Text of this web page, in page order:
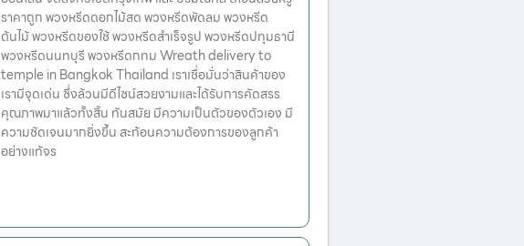
ราคาถูก พวงหรีดดอกไม้สด พวงหรีดพัดลม พวงหรีด
ต้นไม้ พวงหรีดของใช้ พวงหรีดสำเร็จรูป พวงหรีดปทุมธานี
พวงหรีดนนทบุรี พวงหรีดกทม Wreath delivery to
temple in Bangkok Thailand เราเชื่อมั่นว่าสินค้าของ
เรามีจุดเด่น ซึ่งล้วนมีดีไซน์สวยงามและได้รับการคัดสรร
คุณภาพมาแล้วทั้งสิ้น ทันสมัย มีความเป็นตัวของตัวเอง มี
ความชัดเจนมากยิ่งขึ้น สะท้อนความต้องการของลูกค้า
อย่างแท้จร